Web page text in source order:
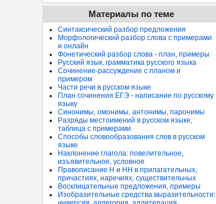
Материалы по теме
Синтаксический разбор предложения
Морфологический разбор слова с примерами
и онлайн
Фонетический разбор слова - план, примеры
Русский язык, грамматика русского языка
Сочинение-рассуждение с планом и
примером
Части речи в русском языке
План сочинения ЕГЭ - написание по русскому
языку
Синонимы, омонимы, антонимы, паронимы
Разряды местоимений в русском языке,
таблица с примерами
Способы словообразования слов в русском
языке
Наклонение глагола: повелительное,
изъявительное, условное
Правописание Н и НН в прилагательных,
причастиях, наречиях, существительных
Восклицательные предложения, примеры
Изобразительные средства выразительности: